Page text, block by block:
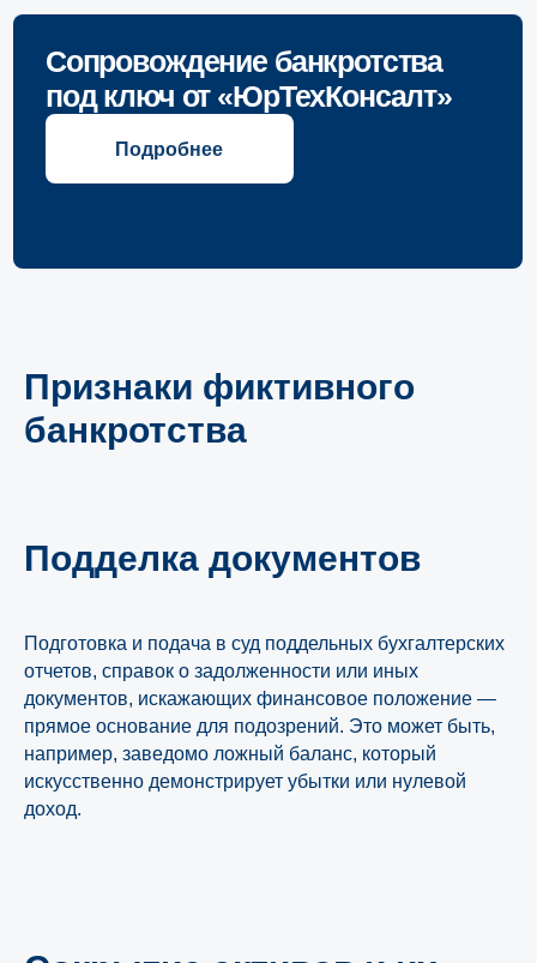
Признаки фиктивного
банкротства
Подделка документов
Подготовка и подача в суд поддельных бухгалтерских
отчетов, справок о задолженности или иных
документов, искажающих финансовое положение —
прямое основание для подозрений. Это может быть,
например, заведомо ложный баланс, который
искусственно демонстрирует убытки или нулевой
доход.